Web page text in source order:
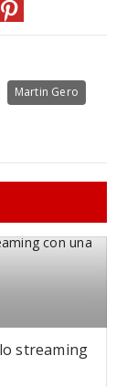
Martin Gero
streaming